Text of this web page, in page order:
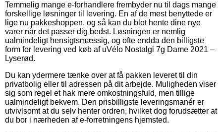
Temmelig mange e-forhandlere frembyder nu til dags mange
forskellige løsninger til levering. En af de mest benyttede er
lige nu pakkeshoppen, og så kan du blot hente dine nye
varer når det passer dig bedst. Løsningen er nemlig
ualmindeligt hensigtsmæssig, og ofte endda den billigste
form for levering ved køb af uVélo Nostalgi 7g Dame 2021 –
Lyserød.
Du kan ydermere tænke over at få pakken leveret til din
privatbolig eller til adressen på dit arbejde. Muligheden viser
sig som regel et hak mere omkostningsfuld, men tillige
ualmindeligt bekvem. Den prisbilligste leveringsmanér er
utvivlsomt at du selv henter ordren, hvilket dog forudsætter at
du bor i nærheden af e-forretningens hjemsted.